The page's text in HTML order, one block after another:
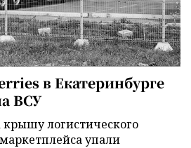
в Екатеринбурге
ВСУ
крышу логистического
упали